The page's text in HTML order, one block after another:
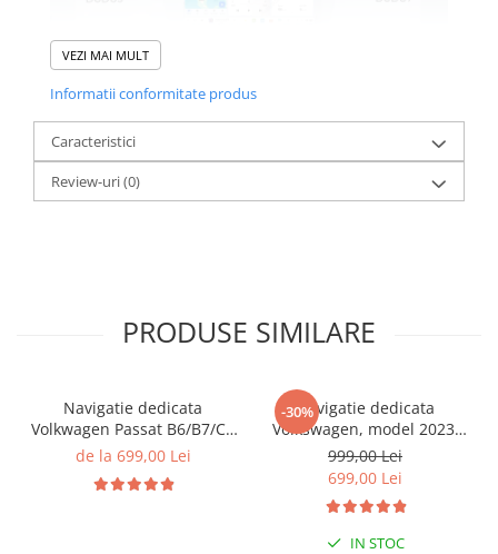
VEZI MAI MULT
Informatii conformitate produs
Caracteristici
Review-uri(0)
PRODUSE SIMILARE
Navigatie dedicata
Volkwagen Passat B6/B7/CC
Gri, 4GB RAM 64GB ROM,
Display QLED 10", DSP,
de la 699,00 Lei
-30%Navigatie dedicata
Volkswagen, model 2023,
4GB RAM 64GB ROM,
Quadcore, Android 14,
Display QLED 7", DSP,
Carplay&Android Auto,
Suport camere AHD
999,00 Lei
699,00 Lei
IN STOC